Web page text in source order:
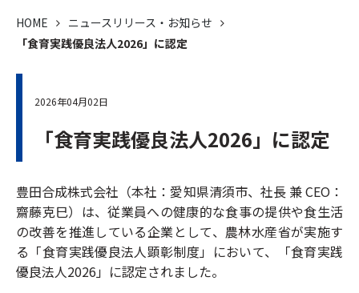
HOME
ニュースリリース・お知らせ
「食育実践優良法人2026」に認定
2026年04月02日
「食育実践優良法人2026」に認定
豊田合成株式会社（本社：愛知県清須市、社長 兼 CEO：
齋藤克巳）は、従業員への健康的な食事の提供や食生活
の改善を推進している企業として、農林水産省が実施す
る「食育実践優良法人顕彰制度」において、「食育実践
優良法人2026」に認定されました。